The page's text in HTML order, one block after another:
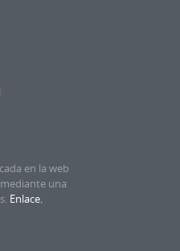
en la web
una
Enlace.